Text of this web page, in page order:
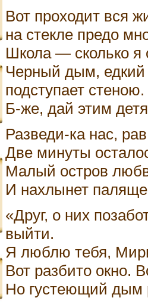
Вот проходит вся
на стекле предо
Школа — сколько я
Черный дым,
подступает стеною.
Б-же, дай этим
Разведи-ка нас,
Две минуты
Малый остров
И нахлынет
«Друг, о них
выйти.
Я люблю тебя,
Вот разбито окно.
Но густеющий дым